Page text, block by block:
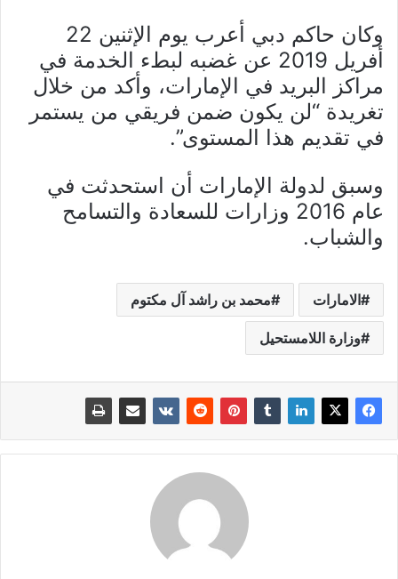
وكان حاكم دبي أعرب يوم الإثنين 22
أفريل 2019 عن غضبه لبطء الخدمة في
مراكز البريد في الإمارات، وأكد من خلال
تغريدة “لن يكون ضمن فريقي من يستمر
في تقديم هذا المستوى”.
وسبق لدولة الإمارات أن استحدثت في
عام 2016 وزارات للسعادة والتسامح
والشباب.
الامارات محمد بن راشد آل مكتوم
وزارة اللامستحيل